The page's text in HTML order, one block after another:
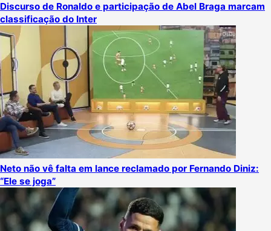
Discurso de Ronaldo e participação de Abel Braga marcam
classificação do Inter
Neto não vê falta em lance reclamado por Fernando Diniz:
“Ele se joga”